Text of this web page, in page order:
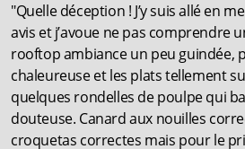
"Quelle déception ! J’y suis allé en
avis et j’avoue ne pas comprendre
rooftop ambiance un peu guindée,
chaleureuse et les plats tellement
quelques rondelles de poulpe qui
douteuse. Canard aux nouilles
croquetas correctes mais pour le